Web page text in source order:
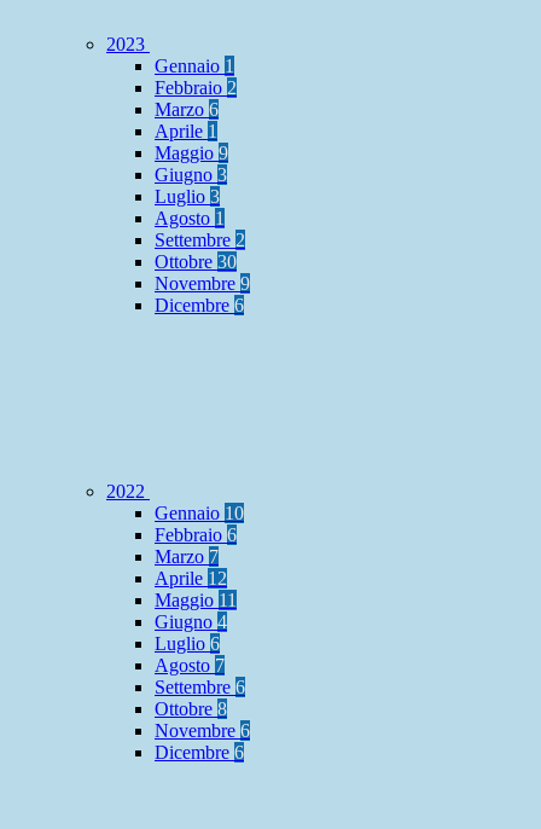
2023
Gennaio 1
Febbraio 2
Marzo 6
Aprile 1
Maggio 9
Giugno 3
Luglio 3
Agosto 1
Settembre 2
Ottobre 30
Novembre 9
Dicembre 6
2022
Gennaio 10
Febbraio 6
Marzo 7
Aprile 12
Maggio 11
Giugno 4
Luglio 6
Agosto 7
Settembre 6
Ottobre 8
Novembre 6
Dicembre 6